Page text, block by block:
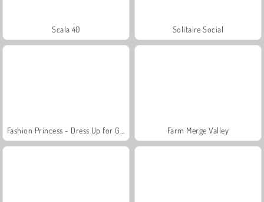
Scala 40 Solitaire Social
Farm Merge Valley